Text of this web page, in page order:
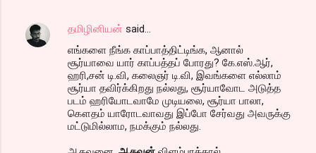
தமிழினியன் said…
எங்களை நீங்க காப்பாத்திட்டிங்க, ஆனால்
சூர்யாவை யார் காப்பத்தப் போரது? கே.எஸ்.ஆர்,
ஹரி,சன் டி.வி, கலைஞர் டி.வி, இவங்களை எல்லாம்
சூர்யா தவிர்க்கிறது நல்லது, சூர்யாவோட அடுத்த
படம் ஹரியோடவாமே முடியலை, சூர்யா பாலா,
கௌதம் யாரோடவாவது இப்போ சேர்வது அவருக்கு
மட்டுமில்லாம, நமக்கும் நல்லது.